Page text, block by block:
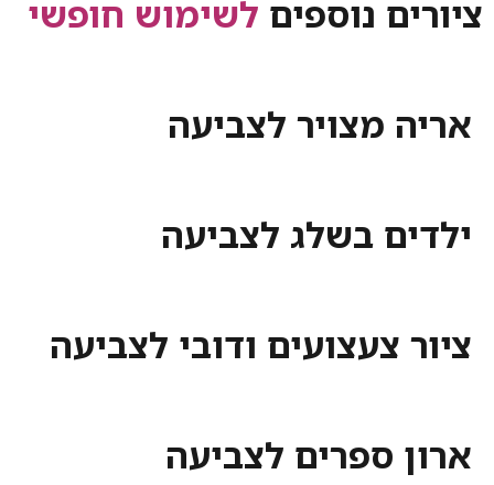
ציורים נוספים לשימוש חופשי
אריה מצויר לצביעה
ילדים בשלג לצביעה
ציור צעצועים ודובי לצביעה
ארון ספרים לצביעה